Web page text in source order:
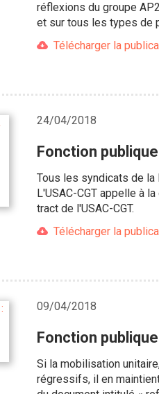
réflexions du groupe
et sur tous les types de
Télécharger la
24/04/2018
Fonction
Tous les syndicats de la
L'USAC-CGT appelle à
tract de l'USAC-CGT.
Télécharger la
09/04/2018
Fonction
Si la mobilisation
régressifs, il en